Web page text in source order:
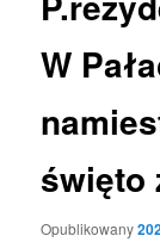
W
święto
Opublikowany